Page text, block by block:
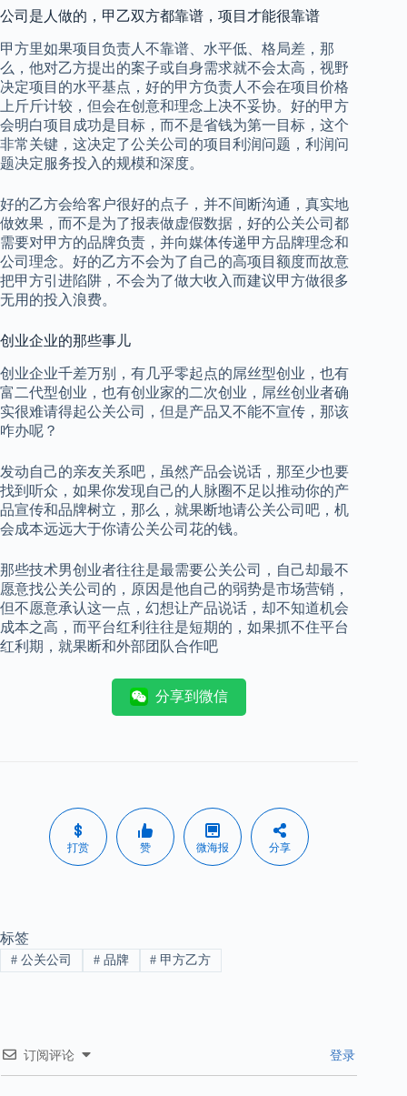
公司是人做的，甲乙双方都靠谱，项目才能很靠谱
甲方里如果项目负责人不靠谱、水平低、格局差，那
么，他对乙方提出的案子或自身需求就不会太高，视野
决定项目的水平基点，好的甲方负责人不会在项目价格
上斤斤计较，但会在创意和理念上决不妥协。好的甲方
会明白项目成功是目标，而不是省钱为第一目标，这个
非常关键，这决定了公关公司的项目利润问题，利润问
题决定服务投入的规模和深度。
好的乙方会给客户很好的点子，并不间断沟通，真实地
做效果，而不是为了报表做虚假数据，好的公关公司都
需要对甲方的品牌负责，并向媒体传递甲方品牌理念和
公司理念。好的乙方不会为了自己的高项目额度而故意
把甲方引进陷阱，不会为了做大收入而建议甲方做很多
无用的投入浪费。
创业企业的那些事儿
创业企业千差万别，有几乎零起点的屌丝型创业，也有
富二代型创业，也有创业家的二次创业，屌丝创业者确
实很难请得起公关公司，但是产品又不能不宣传，那该
咋办呢？
发动自己的亲友关系吧，虽然产品会说话，那至少也要
找到听众，如果你发现自己的人脉圈不足以推动你的产
品宣传和品牌树立，那么，就果断地请公关公司吧，机
会成本远远大于你请公关公司花的钱。
那些技术男创业者往往是最需要公关公司，自己却最不
愿意找公关公司的，原因是他自己的弱势是市场营销，
但不愿意承认这一点，幻想让产品说话，却不知道机会
成本之高，而平台红利往往是短期的，如果抓不住平台
红利期，就果断和外部团队合作吧
分享到微信
打赏 赞 微海报 分享
标签
#公关公司 #品牌 # 甲方乙方
订阅评论 登录